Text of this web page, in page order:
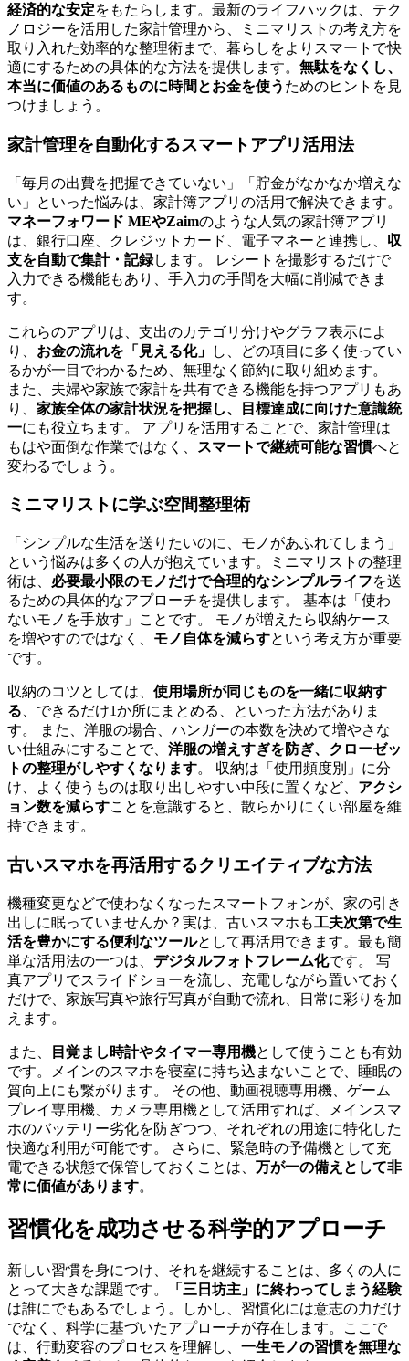
経済的な安定をもたらします。最新のライフハックは、テク
ノロジーを活用した家計管理から、ミニマリストの考え方を
取り入れた効率的な整理術まで、暮らしをよりスマートで快
適にするための具体的な方法を提供します。 無駄をなくし、
本当に価値のあるものに時間とお金を使う ためのヒントを見
つけましょう。
家計管理を自動化するスマートアプリ活用法
「毎月の出費を把握できていない」「貯金がなかなか増えな
い」といった悩みは、家計簿アプリの活用で解決できます。
マネーフォワード MEやZaimのような人気の家計簿アプリ
は、銀行口座、クレジットカード、電子マネーと連携し、 収
支を自動で集計・記録します。 レシートを撮影するだけで
入力できる機能もあり、手入力の手間を大幅に削減できま
す。
これらのアプリは、支出のカテゴリ分けやグラフ表示によ
り、 お金の流れを「見える化」
し、どの項目に多く使ってい
るかが一目でわかるため、無理なく節約に取り組めます。
また、夫婦や家族で家計を共有できる機能を持つアプリもあ
り、 家族全体の家計状況を把握し、目標達成に向けた意識統
一にも役立ちます。 アプリを活用することで、家計管理は
もはや面倒な作業ではなく、
スマートで継続可能な習慣へと
変わるでしょう。
ミニマリストに学ぶ空間整理術
「シンプルな生活を送りたいのに、モノがあふれてしまう」
という悩みは多くの人が抱えています。ミニマリストの整理
術は、 必要最小限のモノだけで合理的なシンプルライフを送
るための具体的なアプローチを提供します。 基本は「使わ
ないモノを手放す」ことです。 モノが増えたら収納ケース
を増やすのではなく、 モノ自体を減らすという考え方が重要
です。
収納のコツとしては、 使用場所が同じものを一緒に収納す
る 、できるだけ1か所にまとめる、といった方法がありま
す。 また、洋服の場合、ハンガーの本数を決めて増やさな
い仕組みにすることで、 洋服の増えすぎを防ぎ、クローゼッ
トの整理がしやすくなります。 収納は「使用頻度別」に分
け、よく使うものは取り出しやすい中段に置くなど、 アクシ
ョン数を減らすことを意識すると、散らかりにくい部屋を維
持できます。
古いスマホを再活用するクリエイティブな方法
機種変更などで使わなくなったスマートフォンが、家の引き
出しに眠っていませんか？実は、古いスマホも工夫次第で生
活を豊かにする便利なツールとして再活用できます。最も簡
単な活用法の一つは、 デジタルフォトフレーム化です。 写
真アプリでスライドショーを流し、充電しながら置いておく
だけで、家族写真や旅行写真が自動で流れ、日常に彩りを加
えます。
また、 目覚まし時計やタイマー専用機として使うことも有効
です。メインのスマホを寝室に持ち込まないことで、睡眠の
質向上にも繋がります。 その他、動画視聴専用機、ゲーム
プレイ専用機、カメラ専用機として活用すれば、メインスマ
ホのバッテリー劣化を防ぎつつ、それぞれの用途に特化した
快適な利用が可能です。 さらに、緊急時の予備機として充
電できる状態で保管しておくことは、 万が一の備えとして非
常に価値があります。
習慣化を成功させる科学的アプローチ
新しい習慣を身につけ、それを継続することは、多くの人に
とって大きな課題です。
「三日坊主」に終わってしまう経験
は誰にでもあるでしょう。しかし、習慣化には意志の力だけ
でなく、科学に基づいたアプローチが存在します。ここで
は、行動変容のプロセスを理解し、 一生モノの習慣を無理な